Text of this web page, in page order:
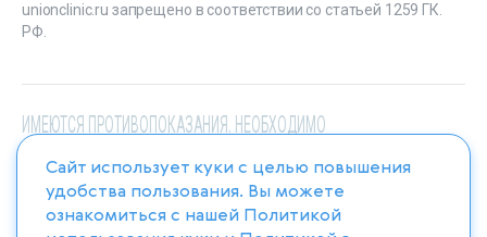
unionclinic.ru запрещено в соответствии со статьей 1259 ГК.
РФ.
ИМЕЮТСЯ ПРОТИВОПОКАЗАНИЯ. НЕОБХОДИМО
ПРОКОНСУЛЬТИРОВАТЬСЯ СО СПЕЦИАЛИСТОМ
Сайт использует куки с целью повышения
удобства пользования. Вы можете
ознакомиться с нашей Политикой